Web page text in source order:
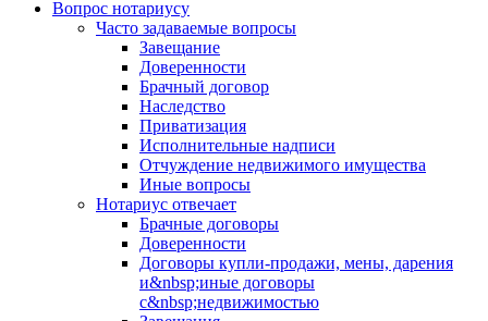
Вопрос нотариусу
Часто задаваемые вопросы
Завещание
Доверенности
Брачный договор
Наследство
Приватизация
Исполнительные надписи
Отчуждение недвижимого имущества
Иные вопросы
Нотариус отвечает
Брачные договоры
Доверенности
Договоры купли-продажи, мены, дарения
и&nbsp;иные договоры
с&nbsp;недвижимостью